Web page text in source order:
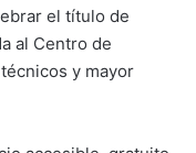
el título de
al Centro de
y mayor